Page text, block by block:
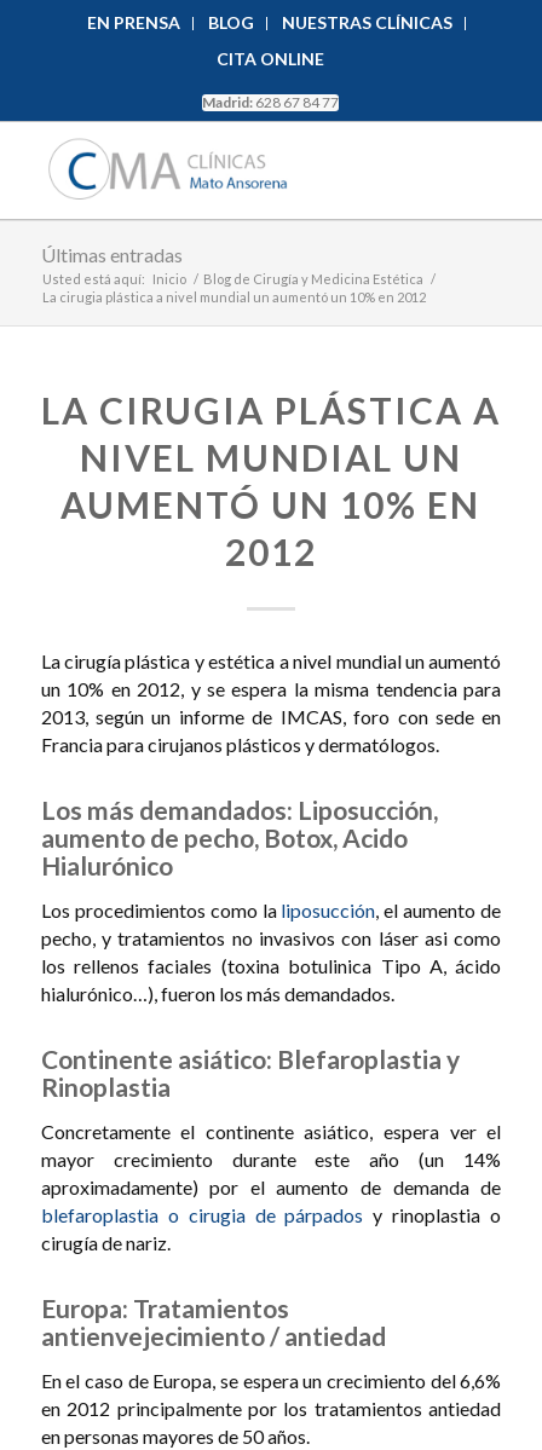
EN PRENSA BLOG
NUESTRAS CLÍNICAS
CITA ONLINE
Madrid: 628 67 84 77
Últimas entradas
Usted está aquí: Inicio / Blog de Cirugía y Medicina Estética /
La cirugia plástica a nivel mundial un aumentó un 10% en 2012
LA CIRUGIA PLÁSTICA A
NIVEL MUNDIAL UN
AUMENTÓ UN 10% EN
2012
La cirugía plástica y estética a nivel mundial un aumentó
un 10% en 2012, y se espera la misma tendencia para
2013, según un informe de IMCAS, foro con sede en
Francia para cirujanos plásticos y dermatólogos.
Los más demandados: Liposucción,
aumento de pecho, Botox, Acido
Hialurónico
Los procedimientos como la liposucción , el aumento de
pecho, y tratamientos no invasivos con láser asi como
los rellenos faciales (toxina botulinica Tipo A, ácido
hialurónico…), fueron los más demandados.
Continente asiático: Blefaroplastia y
Rinoplastia
Concretamente el continente asiático, espera ver el
mayor crecimiento durante este año (un 14%
aproximadamente) por el aumento de demanda de
blefaroplastia o cirugia de párpados y rinoplastia o
cirugía de nariz.
Europa: Tratamientos
antienvejecimiento / antiedad
En el caso de Europa, se espera un crecimiento del 6,6%
en 2012 principalmente por los tratamientos antiedad
en personas mayores de 50 años.